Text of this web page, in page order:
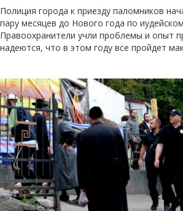
Полиция города к приезду паломников
пару месяцев до Нового года по
Правоохранители учли проблемы и опыт
надеются, что в этом году все пройдет